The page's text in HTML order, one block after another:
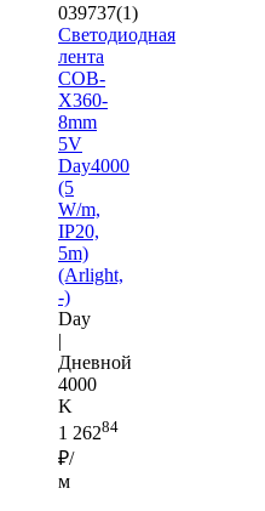
039737(1)
Светодиодная
лента
COB-
X360-
8mm
5V
Day4000
(5
W/m,
IP20,
5m)
(Arlight,
-)
Day
|
Дневной
4000
K
1 26284
₽/
м